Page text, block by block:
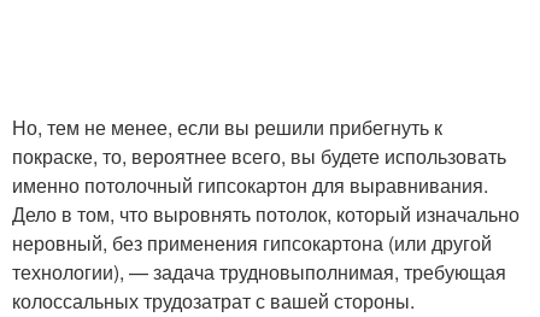
Но, тем не менее, если вы решили прибегнуть к
покраске, то, вероятнее всего, вы будете использовать
именно потолочный гипсокартон для выравнивания.
Дело в том, что выровнять потолок, который изначально
неровный, без применения гипсокартона (или другой
технологии), — задача трудновыполнимая, требующая
колоссальных трудозатрат с вашей стороны.